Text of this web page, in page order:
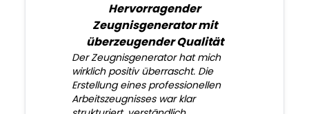
Hervorragender
Zeugnisgenerator mit
überzeugender Qualität
Der Zeugnisgenerator hat mich
wirklich positiv überrascht. Die
Erstellung eines professionellen
Arbeitszeugnisses war klar